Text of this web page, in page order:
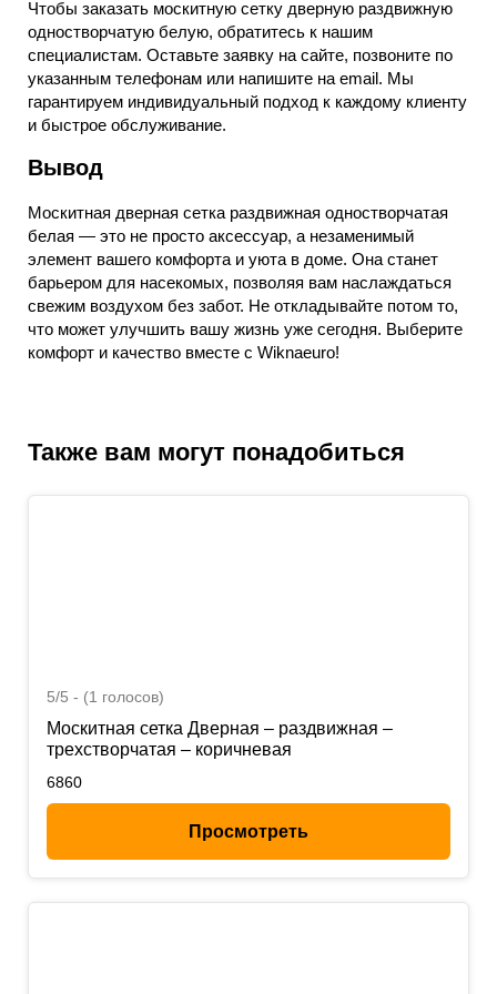
Чтобы заказать москитную сетку дверную раздвижную
одностворчатую белую, обратитесь к нашим
специалистам. Оставьте заявку на сайте, позвоните по
указанным телефонам или напишите на email. Мы
гарантируем индивидуальный подход к каждому клиенту
и быстрое обслуживание.
Вывод
Москитная дверная сетка раздвижная одностворчатая
белая — это не просто аксессуар, а незаменимый
элемент вашего комфорта и уюта в доме. Она станет
барьером для насекомых, позволяя вам наслаждаться
свежим воздухом без забот. Не откладывайте потом то,
что может улучшить вашу жизнь уже сегодня. Выберите
комфорт и качество вместе с Wiknaeuro!
Также вам могут понадобиться
5/5 - (1 голосов)
Москитная сетка Дверная – раздвижная –
трехстворчатая – коричневая
6860
Просмотреть